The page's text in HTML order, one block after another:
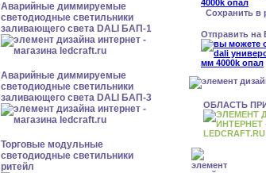
Аварийные диммируемые
светодиодные светильники
заливающего света DALI БАП-1
Аварийные диммируемые
светодиодные светильники
заливающего света DALI БАП-3
Торговые модульные
светодиодные светильники
ритейл
Сохранить в
Отправить на
ОБЛАСТЬ